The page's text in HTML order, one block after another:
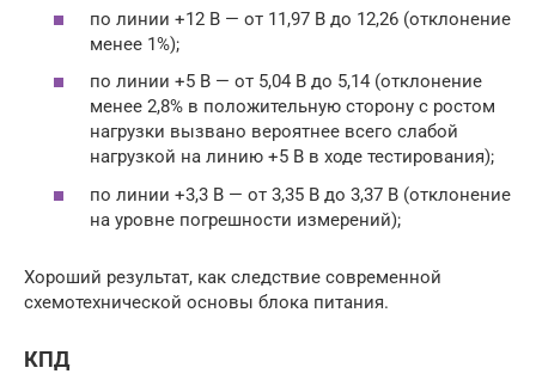
по линии +12 В — от 11,97 В до 12,26 (отклонение
менее 1%);
по линии +5 В — от 5,04 В до 5,14 (отклонение
менее 2,8% в положительную сторону с ростом
нагрузки вызвано вероятнее всего слабой
нагрузкой на линию +5 В в ходе тестирования);
по линии +3,3 В — от 3,35 В до 3,37 В (отклонение
на уровне погрешности измерений);
Хороший результат, как следствие современной
схемотехнической основы блока питания.
КПД